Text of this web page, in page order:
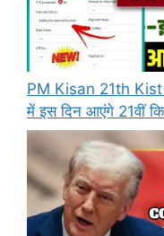
PM Kisan 21th
में इस दिन आएंगे 21वीं